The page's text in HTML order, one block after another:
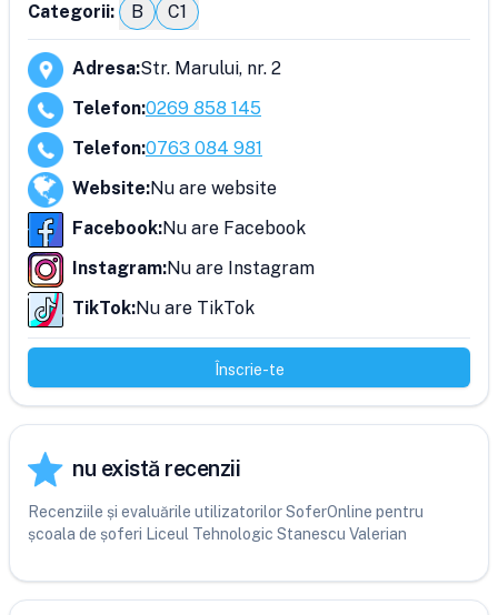
Categorii: B C1
Adresa:Str. Marului, nr. 2
Telefon:0269 858 145
Telefon:0763 084 981
Website:Nu are website
Facebook:Nu are Facebook
Instagram:Nu are Instagram
TikTok:Nu are TikTok
Înscrie-te
nu există recenzii
Recenziile și evaluările utilizatorilor SoferOnline pentru
școala de șoferi Liceul Tehnologic Stanescu Valerian